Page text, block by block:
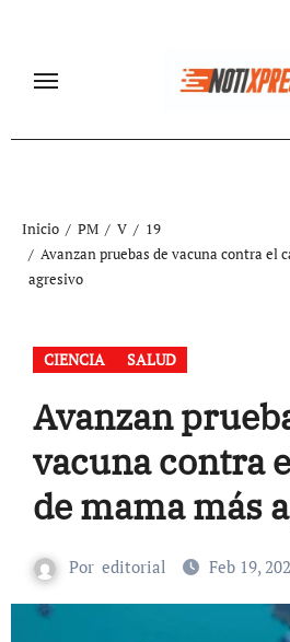
contenido
Inicio PM V
19
Avanzan pruebas de vacuna contra el
agresivo
CIENCIA SALUD
Avanzan
vacuna contra
de mama más
Por editorial Feb 19,